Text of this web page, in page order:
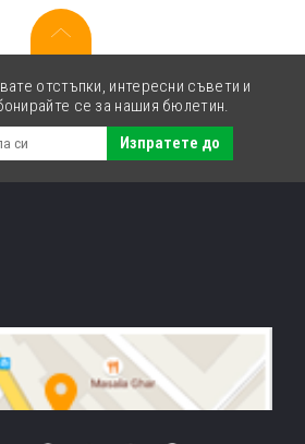
отстъпки, интересни съвети и
се за нашия бюлетин.
Изпратете до